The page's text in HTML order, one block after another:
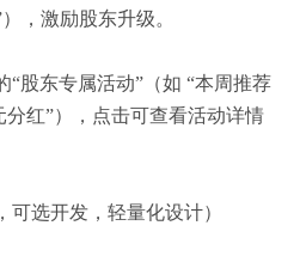
，激励股东升级。
“股东专属活动”（如 “本周推荐
红”），点击可查看活动详情
可选开发，轻量化设计）